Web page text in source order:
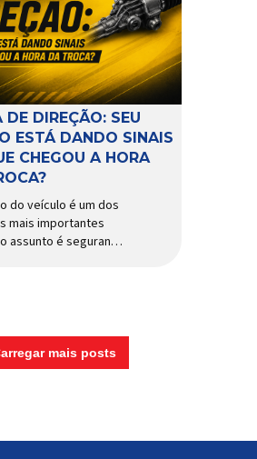
DE DIREÇÃO: SEU
ESTÁ DANDO SINAIS
CHEGOU A HORA
do veículo é um dos
mais importantes
assunto é segurança,
do volante,
estabilidade e
em diferentes
mecânicos, […]
mais posts